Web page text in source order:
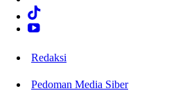
Redaksi
Pedoman Media Siber